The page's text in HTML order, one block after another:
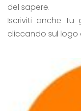
del sapere.
Iscriviti anche tu
cliccando sul logo